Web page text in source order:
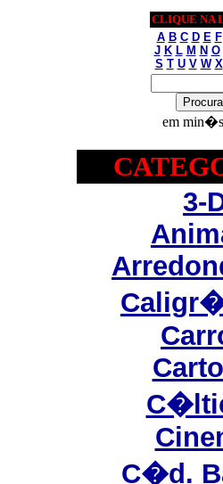
CLIQUE NA
A B C D E F
J K L M N O
S T U V W X
em
3-
C�d.